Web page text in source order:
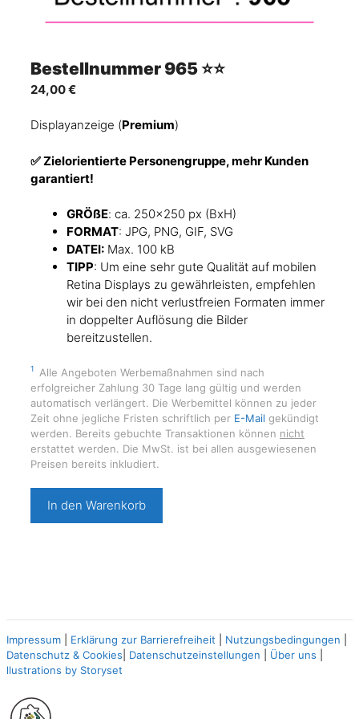
Bestellnummer 965 ⭐⭐
24,00€
Displayanzeige (Premium)
✅ Zielorientierte Personengruppe, mehr Kunden
garantiert!
GRÖßE: ca. 250×250 px (BxH)
FORMAT: JPG, PNG, GIF, SVG
DATEI: Max. 100 kB
TIPP: Um eine sehr gute Qualität auf mobilen
Retina Displays zu gewährleisten, empfehlen
wir bei den nicht verlustfreien Formaten immer
in doppelter Auflösung die Bilder
bereitzustellen.
1 Alle Angeboten Werbemaßnahmen sind nach
erfolgreicher Zahlung 30 Tage lang gültig und werden
automatisch verlängert. Die Werbemittel können zu jeder
Zeit ohne jegliche Fristen schriftlich per E-Mail gekündigt
werden. Bereits gebuchte Transaktionen können nicht
erstattet werden. Die MwSt. ist bei allen ausgewiesenen
Preisen bereits inkludiert.
965
In den Warenkorb
Impressum Erklärung zur Barrierefreiheit Nutzungsbedingungen
Datenschutz & Cookies
Datenschutzeinstellungen Über uns
llustrations by Storyset